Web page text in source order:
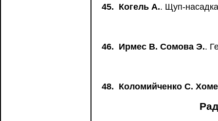
45. Когель А.. Щуп-
46. Ирмес В. Сомова Э..
48. Коломийченко С.